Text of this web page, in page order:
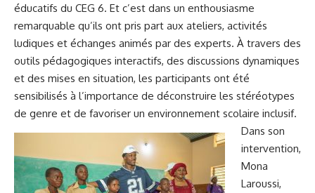
éducatifs du CEG 6. Et c’est dans un enthousiasme
remarquable qu’ils ont pris part aux ateliers, activités
ludiques et échanges animés par des experts. À travers des
outils pédagogiques interactifs, des discussions dynamiques
et des mises en situation, les participants ont été
sensibilisés à l’importance de déconstruire les stéréotypes
de genre et de favoriser un environnement scolaire inclusif.
Dans son
intervention,
Mona
Laroussi,